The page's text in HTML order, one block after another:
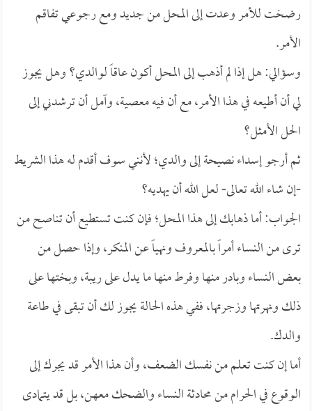
رضخت للأمر وعدت إلى المحل من جديد ومع رجوعي تفاقم
الأمر.
وسؤالي: هل إذا لم أذهب إلى المحل أكون عاقاً لوالدي؟ وهل يجوز
لي أن أطيعه في هذا الأمر، مع أن فيه معصية، وآمل أن ترشدني إلى
الحل الأمثل؟
ثم أرجو إسداء نصيحة إلى والدي؛ لأنني سوف أقدم له هذا الشريط
-إن شاء الله تعالى- لعل الله أن يهديه؟
الجواب: أما ذهابك إلى هذا المحل؛ فإن كنت تستطيع أن تناصح من
ترى من النساء أمراً بالمعروف ونهياً عن المنكر، وإذا حصل من
بعض النساء وبادر منها وفرط منها ما يدل على ريبة، وبختها على
ذلك ونهرتها وزجرتها، ففي هذه الحالة يجوز لك أن تبقى في طاعة
والدك.
أما إن كنت تعلم من نفسك الضعف، وأن هذا الأمر قد يجرك إلى
الوقوع في الحرام من محادثة النساء والضحك معهن، بل قد يتمادى